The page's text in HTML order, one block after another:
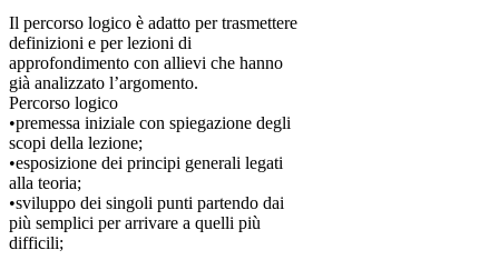
Il percorso logico è adatto per trasmettere
definizioni e per lezioni di
approfondimento con allievi che hanno
già analizzato l’argomento.
Percorso logico
•premessa iniziale con spiegazione degli
scopi della lezione;
•esposizione dei principi generali legati
alla teoria;
•sviluppo dei singoli punti partendo dai
più semplici per arrivare a quelli più
difficili;